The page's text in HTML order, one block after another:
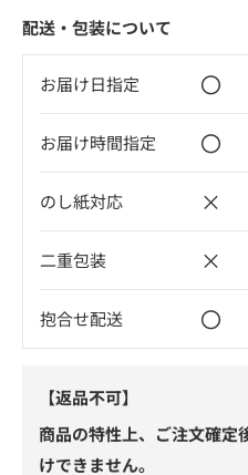
配送・包装について
お届け日指定 〇
お届け時間指定 〇
のし紙対応 ×
二重包装 ×
抱合せ配送 〇
【返品不可】
商品の特性上、ご注文確定
けできません。